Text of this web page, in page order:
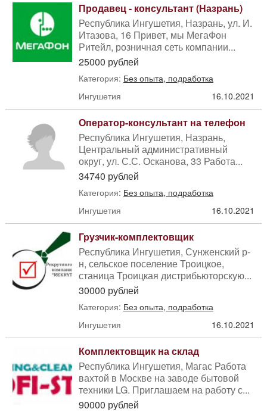
Продавец - консультант (Назрань)
Республика Ингушетия, Назрань, ул. И.
Итазова, 16 Привет, мы МегаФон
Ритейл, розничная сеть компании...
25000 рублей
Категория: Без опыта, подработка
Ингушетия
16.10.2021
Оператор-консультант на телефон
Республика Ингушетия, Назрань,
Центральный административный
округ, ул. С.С. Осканова, 33 Работа...
34740 рублей
Категория: Без опыта, подработка
Ингушетия
16.10.2021
Грузчик-комплектовщик
Республика Ингушетия, Сунженский р-
н, сельское поселение Троицкое,
станица Троицкая дистрибьюторскую...
30000 рублей
Категория: Без опыта, подработка
Ингушетия
16.10.2021
Комплектовщик на склад
Республика Ингушетия, Магас Работа
вахтой в Москве на заводе бытовой
техники LG. Приглашаем на работу с...
90000 рублей